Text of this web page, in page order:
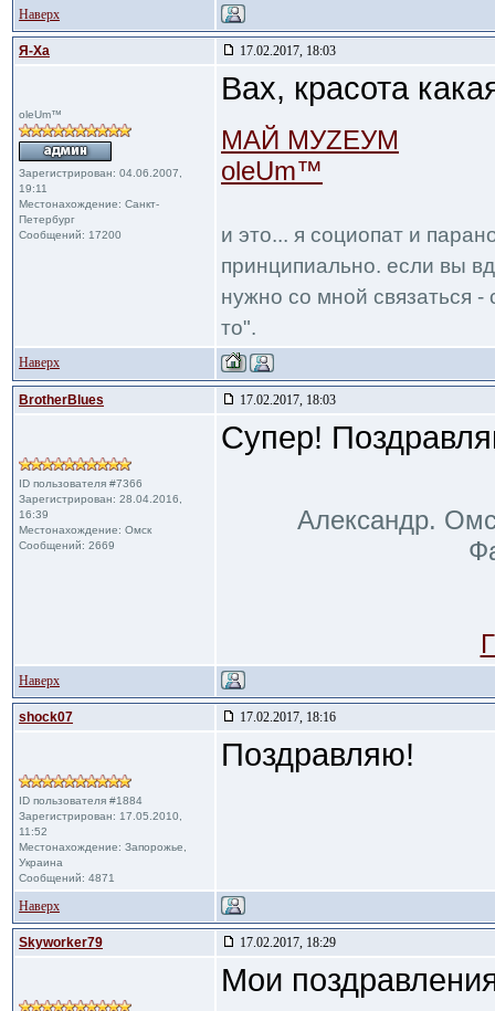
Наверх
Я-Ха 17.02.2017, 18:03
oleUm™
Зарегистрирован: 04.06.2007,
19:11
Местонахождение: Санкт-
Петербург
Сообщений: 17200
Вах, красота
МАЙ МУZЕУМ
oleUm™
и это... я социопат и
принципиально. если вы
нужно со мной связаться
то".
Наверх
BrotherBlues 17.02.2017, 18:03
ID пользователя #7366
Зарегистрирован: 28.04.2016,
16:39
Местонахождение: Омск
Сообщений: 2669
Супер!
Александр.
Наверх
shock07 17.02.2017, 18:16
ID пользователя #1884
Зарегистрирован: 17.05.2010,
11:52
Местонахождение: Запорожье,
Украина
Сообщений: 4871
Поздравляю!
Наверх
Skyworker79 17.02.2017, 18:29
Мои